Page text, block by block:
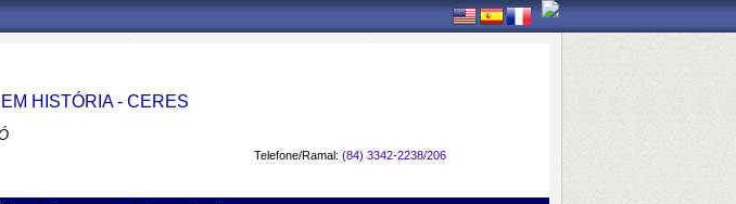
HISTÓRIA - CERES
Telefone/Ramal: (84) 3342-2238/206